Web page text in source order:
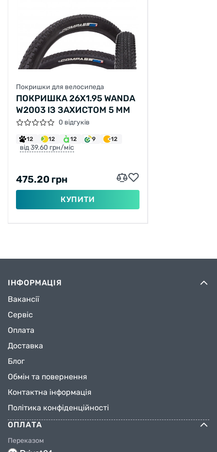
Покришки для велосипеда
ПОКРИШКА 26X1.95 WANDA
W2003 ІЗ ЗАХИСТОМ 5 ММ
0 відгуків
12 12 12 9 12
від 39.60 грн/міс
475.20 грн
КУПИТИ
ІНФОРМАЦІЯ
Вакансії
Сервіс
Оплата
Доставка
Блог
Обмін та повернення
Контактна інформація
Політика конфіденційності
ОПЛАТА
Переказом